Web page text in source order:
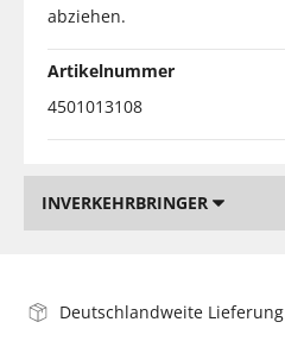
abziehen.
Artikelnummer
4501013108
INVERKEHRBRINGER
Deutschlandweite Lieferung